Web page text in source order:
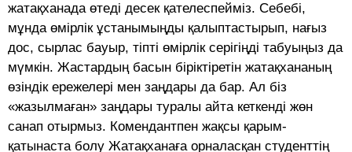
жатақханада өтеді десек қателеспейміз. Себебі,
мұнда өмірлік ұстанымыңды қалыптастырып, нағыз
дос, сырлас бауыр, тіпті өмірлік серігіңді табуыңыз да
мүмкін. Жастардың басын біріктіретін жатақхананың
өзіндік ережелері мен заңдары да бар. Ал біз
«жазылмаған» заңдары туралы айта кеткенді жөн
санап отырмыз. Комендантпен жақсы қарым-
қатынаста болу Жатақханаға орналасқан студенттің